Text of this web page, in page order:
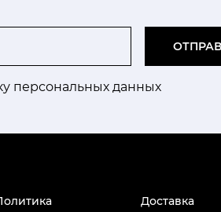
персональных данных
Доставка